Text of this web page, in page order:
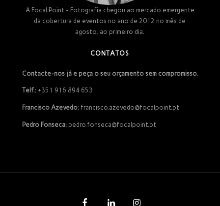
A Focal Point - Fotografia chegou ao mercado emergente
da cobertura de eventos no ano de 2012 no mês de
agosto, ao primeiro dia.
CONTATOS
Contacte-nos já e peça o seu orçamento sem compromisso.
Telf.:+351 916 894 653
Francisco Azevedo:francisco.azevedo@focalpoint.pt
Pedro Fonseca:pedro.fonseca@focalpoint.pt